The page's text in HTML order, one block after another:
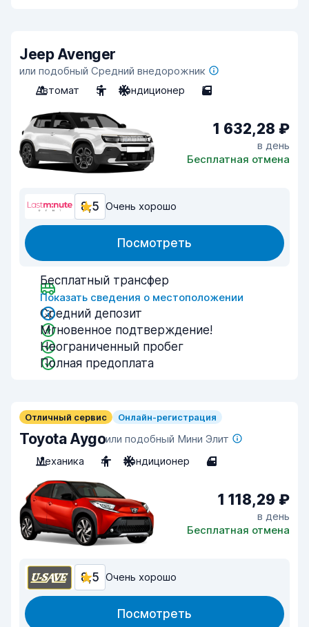
Jeep Avenger
или подобный Средний внедорожник
Автомат
5 Кондиционер 5
1 632,28 ₽
в день
Бесплатная отмена
8,5 Очень хорошо
Посмотреть
Бесплатный трансфер
Показать сведения о местоположении
Средний депозит
Мгновенное подтверждение!
Неограниченный пробег
Полная предоплата
Отличный сервис Онлайн-регистрация
Toyota Aygoили подобный Мини Элит
Механика
4 Кондиционер 4
1 118,29 ₽
в день
Бесплатная отмена
8,5 Очень хорошо
Посмотреть